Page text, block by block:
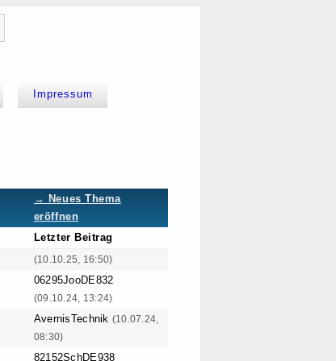
Impressum
→ Neues Thema
eröffnen
Letzter Beitrag
(10.10.25, 16:50)
06295JooDE832
(09.10.24, 13:24)
AvernisTechnik (10.07.24,
08:30)
82152SchDE938